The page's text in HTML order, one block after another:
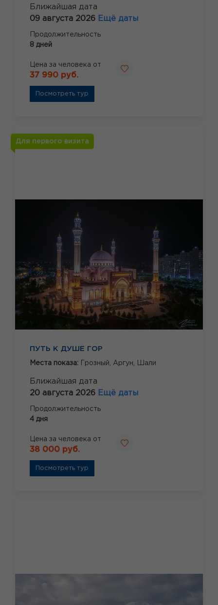
Ближайшая дата
09 августа 2026 Ещё даты
Продолжительность
8 дней
Цена за человека от
37 990 руб.
Посмотреть тур
Для первого визита
ПУТЬ К ДУШЕ ГОР
Места показа: Грозный, Аргун, Шали
Ближайшая дата
20 августа 2026 Ещё даты
Продолжительность
4 дня
Цена за человека от
38 000 руб.
Посмотреть тур